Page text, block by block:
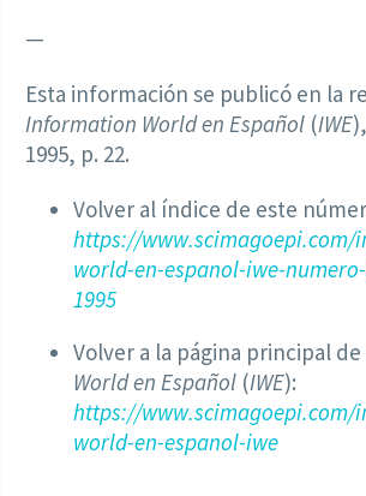
—
Esta información se publicó en la
Information World en Español (IWE
1995, p. 22.
Volver al índice de este
https://www.scimagoepi.com/
world-en-espanol-iwe-
1995
Volver a la página principal de
World en Español (IWE):
https://www.scimagoepi.com/
world-en-espanol-iwe